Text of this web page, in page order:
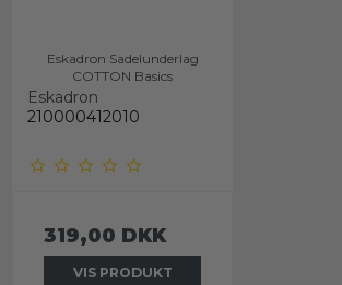
Eskadron Sadelunderlag
COTTON Basics
Eskadron
210000412010
319,00 DKK
VIS PRODUKT